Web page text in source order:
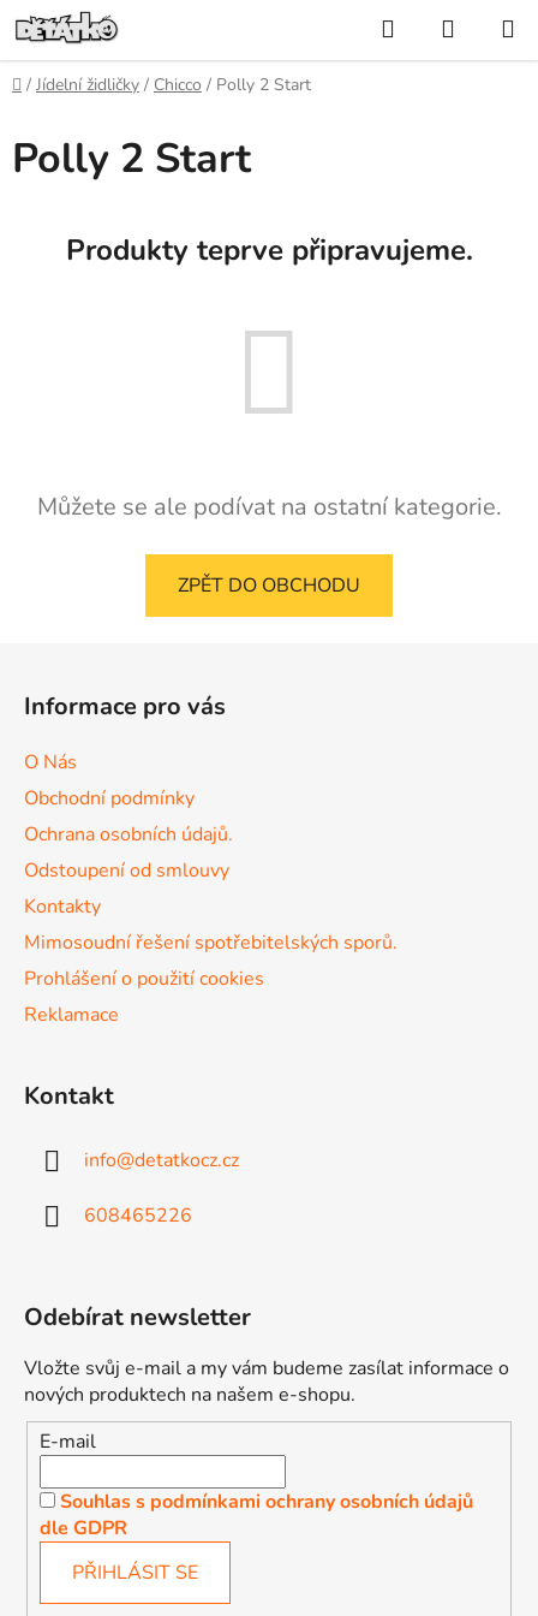
Přejít
na
obsah
Hledat
KOŠÍK
Domů
/ Jídelní židličky / Chicco / Polly 2 Start
Polly 2 Start
Produkty teprve připravujeme.
Můžete se ale podívat na ostatní kategorie.
ZPĚT DO OBCHODU
Informace pro vás
O Nás
Obchodní podmínky
Ochrana osobních údajů.
Odstoupení od smlouvy
Kontakty
Mimosoudní řešení spotřebitelských sporů.
Prohlášení o použití cookies
Reklamace
Kontakt
info@detatkocz.cz
608465226
Odebírat newsletter
Vložte svůj e-mail a my vám budeme zasílat informace o
nových produktech na našem e-shopu.
E-mail
Souhlas s podmínkami ochrany osobních údajů
dle GDPR
PŘIHLÁSIT SE